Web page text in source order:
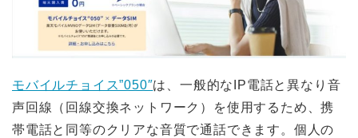
モバイルチョイス”050″は、一般的なIP電話と異なり音
声回線（回線交換ネットワーク）を使用するため、携
帯電話と同等のクリアな音質で通話できます。個人の